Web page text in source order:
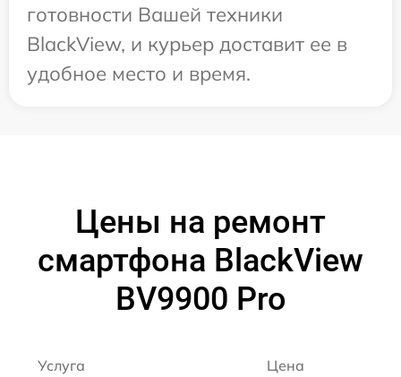
готовности Вашей техники
BlackView, и курьер доставит ее в
удобное место и время.
Цены на ремонт
смартфона BlackView
BV9900 Pro
Услуга Цена